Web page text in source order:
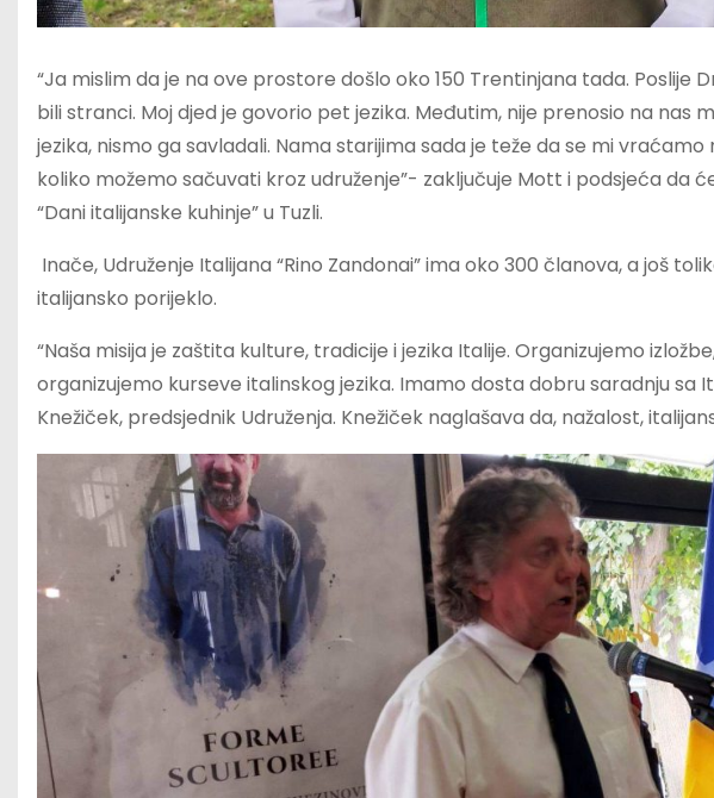
“Ja mislim da je na ove prostore došlo oko 150 Trentinjana tada. Poslije
bili stranci. Moj djed je govorio pet jezika. Međutim, nije prenosio na nas
jezika, nismo ga savladali. Nama starijima sada je teže da se mi
koliko možemo sačuvati kroz udruženje”- zaključuje Mott i podsjeća da
“Dani italijanske kuhinje” u Tuzli.
Inače, Udruženje Italijana “Rino Zandonai” ima oko 300 članova, a još
italijansko porijeklo.
“Naša misija je zaštita kulture, tradicije i jezika Italije. Organizujemo
organizujemo kurseve italinskog jezika. Imamo dosta dobru saradnju sa
Knežiček, predsjednik Udruženja. Knežiček naglašava da, nažalost,